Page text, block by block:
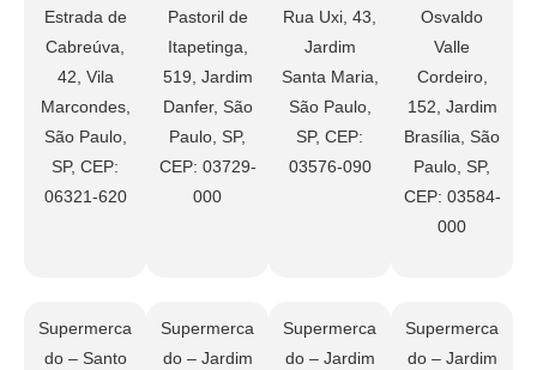
Estrada de
Cabreúva,
42, Vila
Marcondes,
São Paulo,
SP, CEP:
06321-620
Pastoril de
Itapetinga,
519, Jardim
Danfer, São
Paulo, SP,
CEP: 03729-
000
Rua Uxi, 43,
Jardim
Santa Maria,
São Paulo,
SP, CEP:
03576-090
Osvaldo
Valle
Cordeiro,
152, Jardim
Brasília, São
Paulo, SP,
CEP: 03584-
000
Supermerca
do – Santo
Supermerca
do – Jardim
Supermerca
do – Jardim
Supermerca
do – Jardim